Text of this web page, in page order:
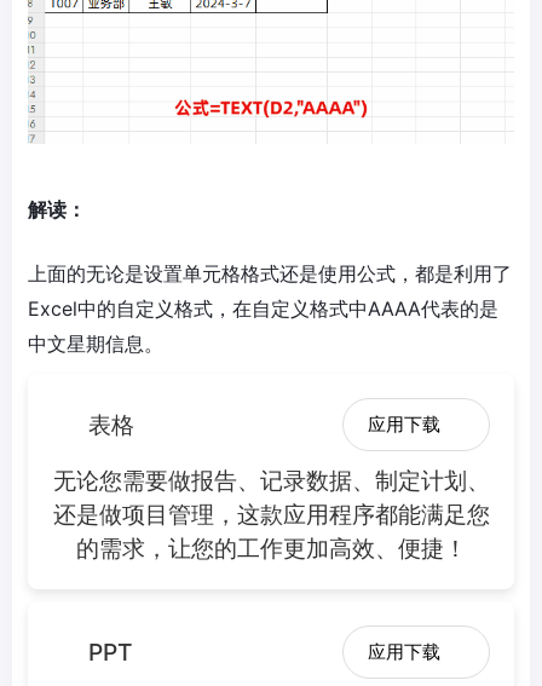
解读：
上面的无论是设置单元格格式还是使用公式，都是利用了
Excel中的自定义格式，在自定义格式中AAAA代表的是
中文星期信息。
表格 应用下载
无论您需要做报告、记录数据、制定计划、
还是做项目管理，这款应用程序都能满足您
的需求，让您的工作更加高效、便捷！
PPT 应用下载